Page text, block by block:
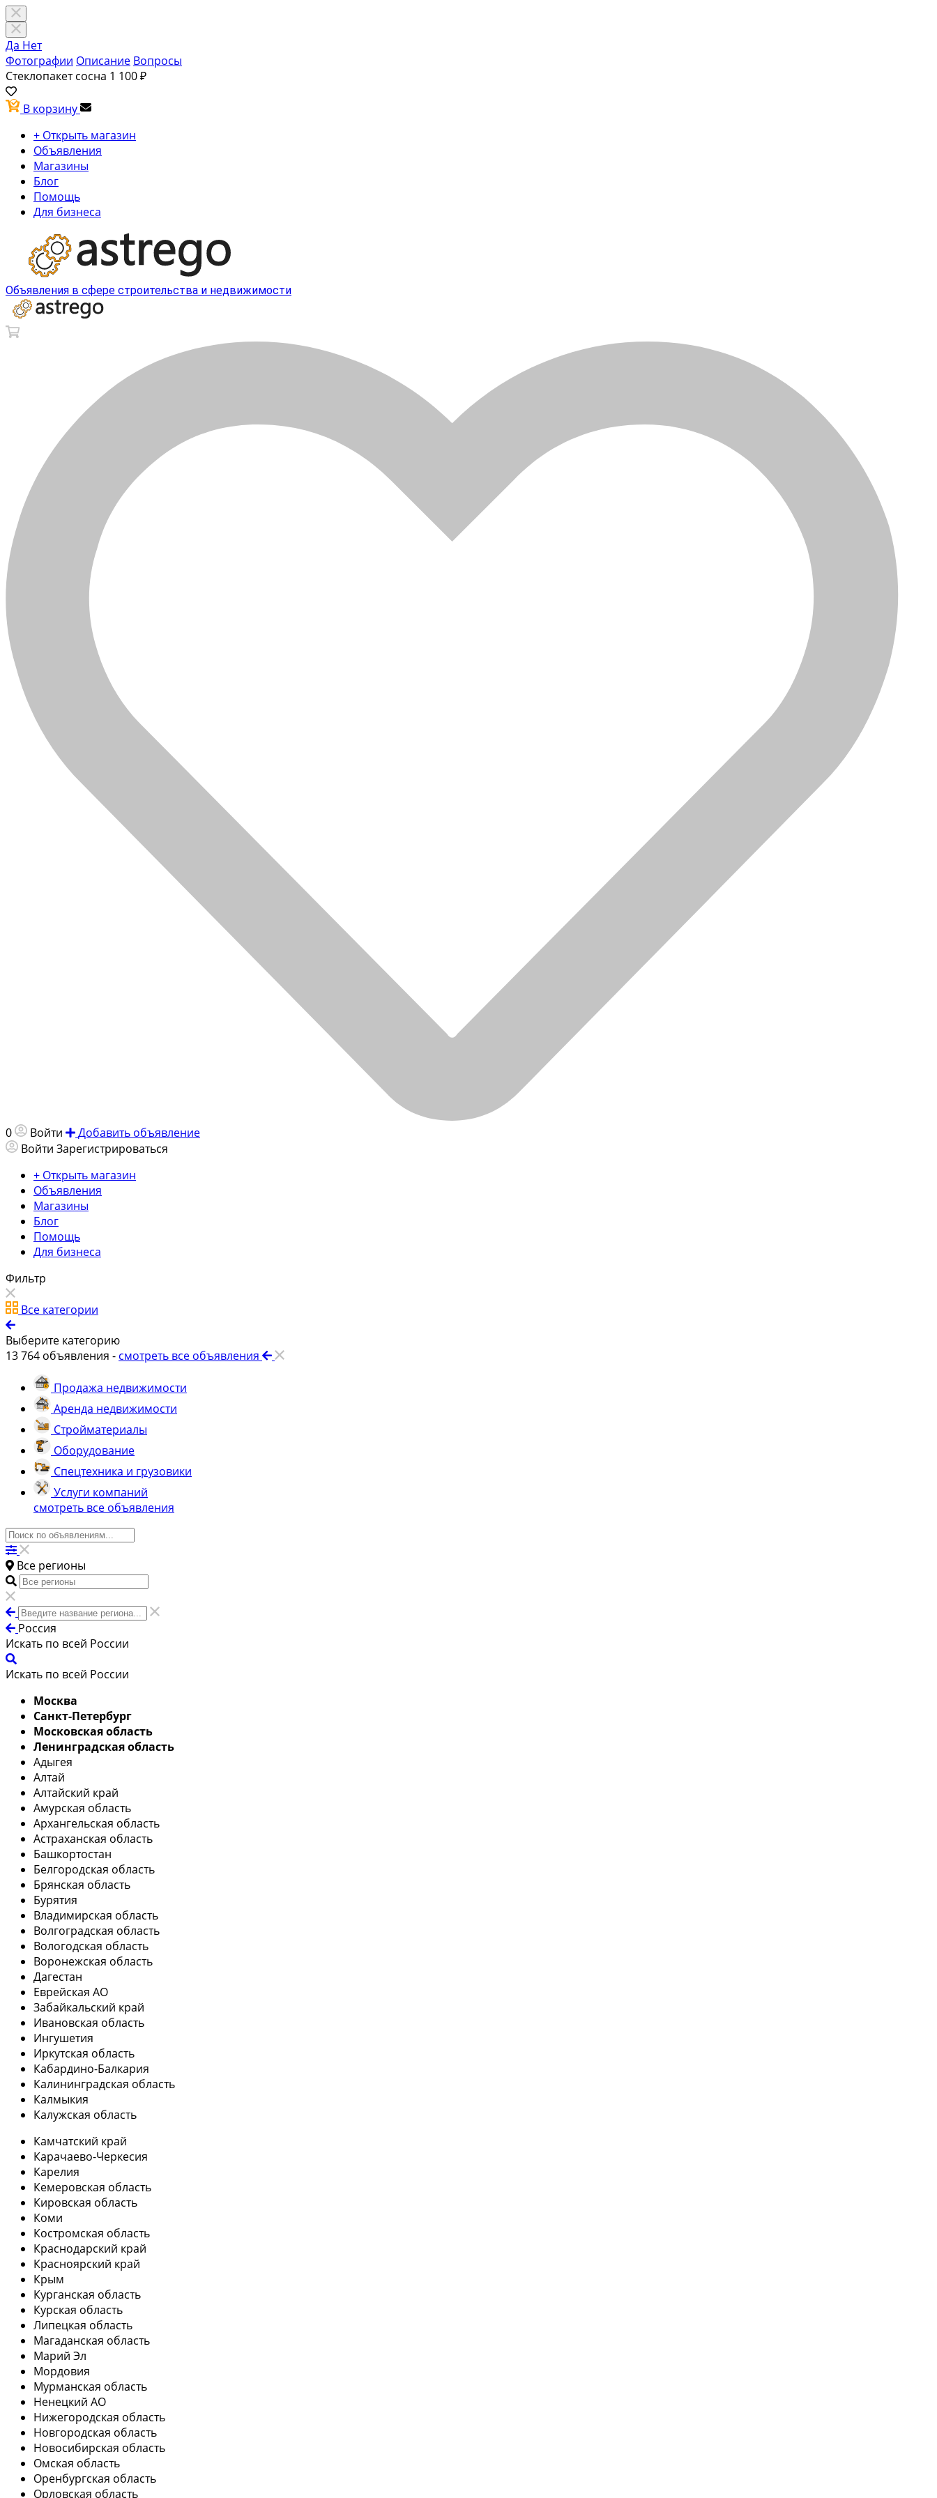
Да Нет
Фотографии Описание Вопросы
Стеклопакет сосна 1 100 ₽
В корзину
+ Открыть магазин
Объявления
Магазины
Блог
Помощь
Для бизнеса
Объявления в сфере строительства и недвижимости
0 Войти
Добавить объявление
Войти Зарегистрироваться
+ Открыть магазин
Объявления
Магазины
Блог
Помощь
Для бизнеса
Фильтр
Все категории
Выберите категорию
13 764 объявления - смотреть все объявления
Продажа недвижимости
Аренда недвижимости
Стройматериалы
Оборудование
Спецтехника и грузовики
Услуги компаний
смотреть все объявления
Все регионы
Россия
Искать по всей России
Искать по всей России
Москва
Санкт-Петербург
Московская область
Ленинградская область
Адыгея
Алтай
Алтайский край
Амурская область
Архангельская область
Астраханская область
Башкортостан
Белгородская область
Брянская область
Бурятия
Владимирская область
Волгоградская область
Вологодская область
Воронежская область
Дагестан
Еврейская АО
Забайкальский край
Ивановская область
Ингушетия
Иркутская область
Кабардино-Балкария
Калининградская область
Калмыкия
Калужская область
Камчатский край
Карачаево-Черкесия
Карелия
Кемеровская область
Кировская область
Коми
Костромская область
Краснодарский край
Красноярский край
Крым
Курганская область
Курская область
Липецкая область
Магаданская область
Марий Эл
Мордовия
Мурманская область
Ненецкий АО
Нижегородская область
Новгородская область
Новосибирская область
Омская область
Оренбургская область
Орловская область